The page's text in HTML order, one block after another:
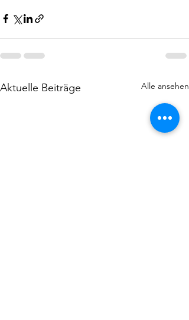
Aktuelle Beiträge Alle ansehen